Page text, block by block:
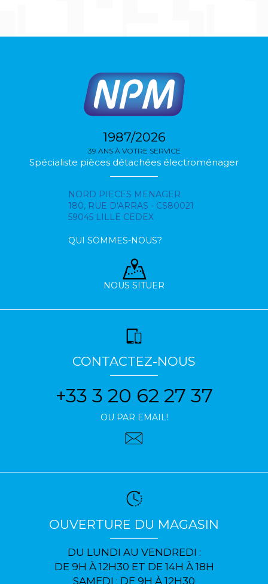
1987/2026
39 ANS À VOTRE SERVICE
Spécialiste pièces détachées électroménager
NORD PIECES MENAGER
180, RUE D'ARRAS - CS80021
59045 LILLE CEDEX
QUI SOMMES-NOUS?
NOUS SITUER
CONTACTEZ-NOUS
+33 3 20 62 27 37
OU PAR EMAIL!
OUVERTURE DU MAGASIN
DU LUNDI AU VENDREDI :
DE 9H À 12H30 ET DE 14H À 18H
SAMEDI : DE 9H À 12H30